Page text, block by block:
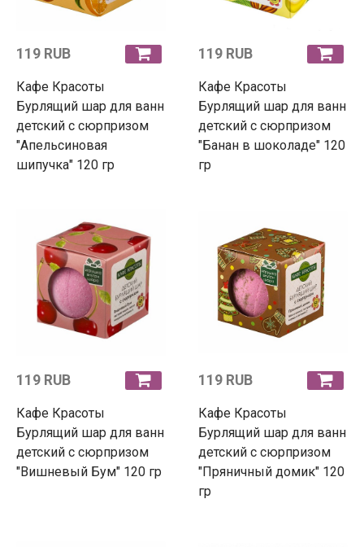
119 RUB
Кафе Красоты
Бурлящий шар для ванн
детский с сюрпризом
"Апельсиновая
шипучка" 120 гр
119 RUB
Кафе Красоты
Бурлящий шар для ванн
детский с сюрпризом
"Банан в шоколаде" 120
гр
119 RUB
Кафе Красоты
Бурлящий шар для ванн
детский с сюрпризом
"Вишневый Бум" 120 гр
119 RUB
Кафе Красоты
Бурлящий шар для ванн
детский с сюрпризом
"Пряничный домик" 120
гр